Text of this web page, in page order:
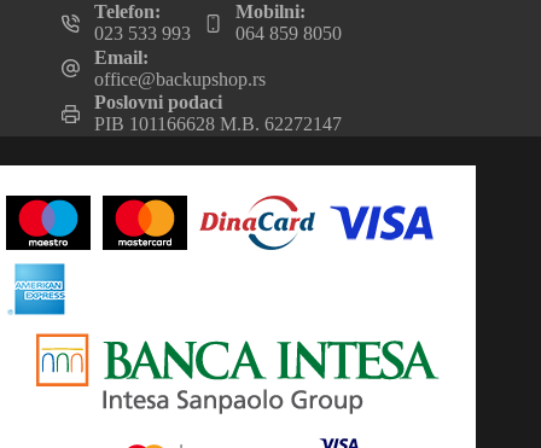
Telefon:
023 533 993
Mobilni:
064 859 8050
Email:
office@backupshop.rs
Poslovni podaci
PIB 101166628 M.B. 62272147